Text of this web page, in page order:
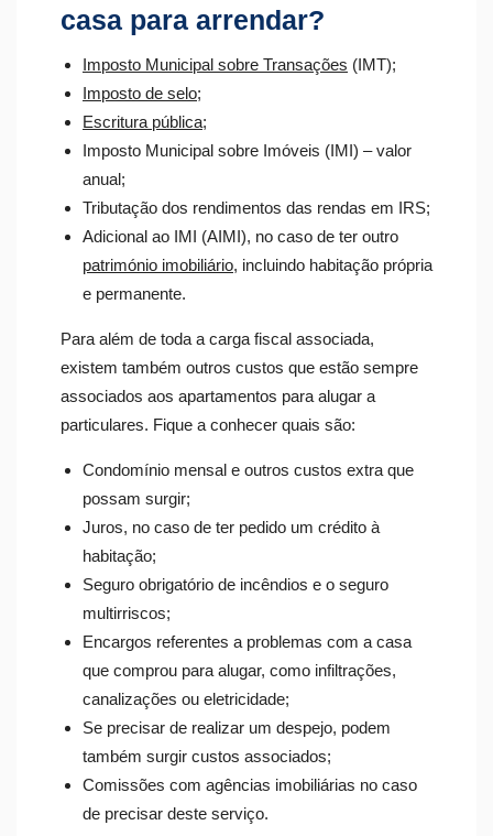
casa para arrendar?
Imposto Municipal sobre Transações (IMT);
Imposto de selo;
Escritura pública;
Imposto Municipal sobre Imóveis (IMI) – valor
anual;
Tributação dos rendimentos das rendas em IRS;
Adicional ao IMI (AIMI), no caso de ter outro
património imobiliário, incluindo habitação própria
e permanente.
Para além de toda a carga fiscal associada,
existem também outros custos que estão sempre
associados aos apartamentos para alugar a
particulares. Fique a conhecer quais são:
Condomínio mensal e outros custos extra que
possam surgir;
Juros, no caso de ter pedido um crédito à
habitação;
Seguro obrigatório de incêndios e o seguro
multirriscos;
Encargos referentes a problemas com a casa
que comprou para alugar, como infiltrações,
canalizações ou eletricidade;
Se precisar de realizar um despejo, podem
também surgir custos associados;
Comissões com agências imobiliárias no caso
de precisar deste serviço.